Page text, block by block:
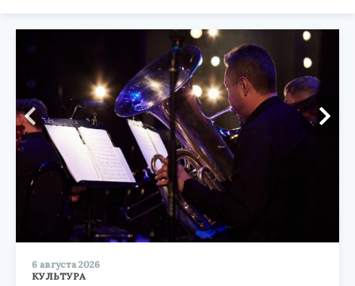
6 августа 2026
КУЛЬТУРА